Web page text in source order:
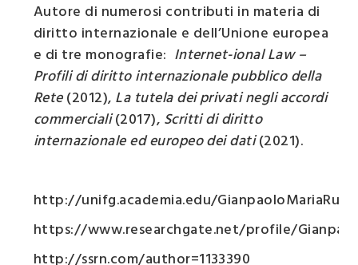
Autore di numerosi contributi in materia di
diritto internazionale e dell’Unione europea
e di tre monografie: Internet-ional Law –
Profili di diritto internazionale pubblico della
Rete(2012), La tutela dei privati negli accordi
commerciali(2017), Scritti di diritto
internazionale ed europeo dei dati(2021).
http://unifg.academia.edu/
https://www.researchgate.net/profile/
http://ssrn.com/author=1133390